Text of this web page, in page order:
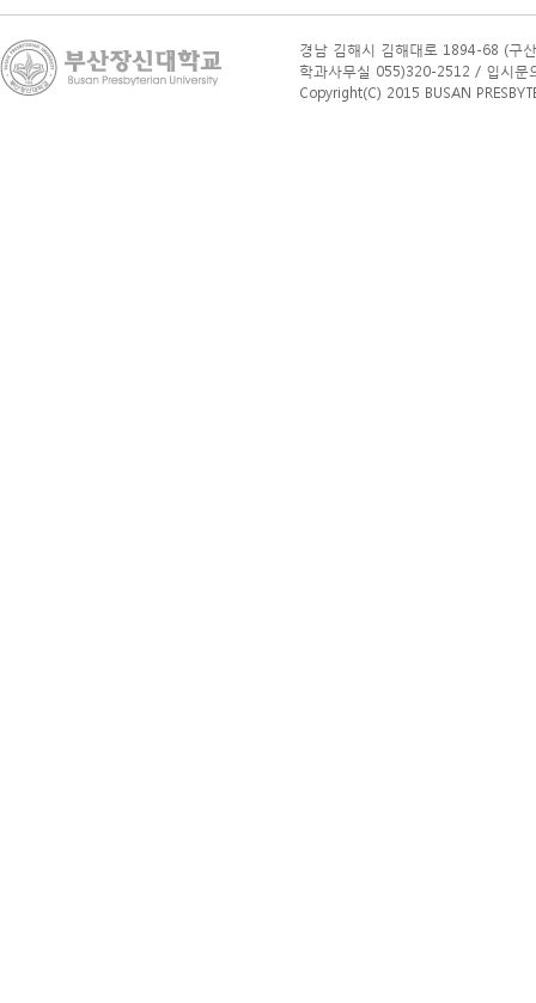
경남 김해시 김해대로 1894-68 (구
학과사무실 055)320-2512 / 입시
Copyright(C) 2015 BUSAN